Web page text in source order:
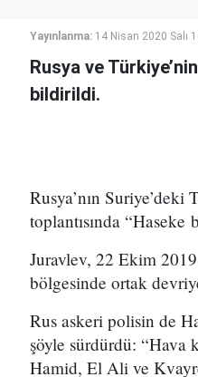
Yayınlanma: 14 Nisan 2020 Salı
Rusya ve
bildirildi.
Rusya’nın
toplantısında
Juravlev, 22 Ekim
bölgesinde ortak
Rus askeri polisin de
şöyle sürdürdü:
Hamid, El Ali ve